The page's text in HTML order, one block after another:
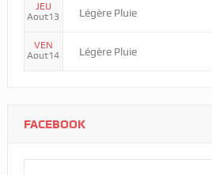
JEU
Aout13
Légère Pluie
VEN
Aout14
Légère Pluie
FACEBOOK